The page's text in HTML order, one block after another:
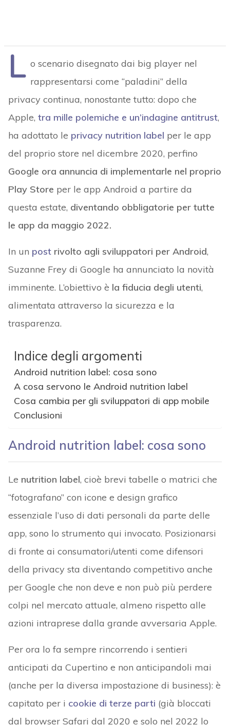
L o scenario disegnato dai big player nel
rappresentarsi come “paladini” della
privacy continua, nonostante tutto: dopo che
Apple, tra mille polemiche e un’indagine antitrust,
ha adottato le privacy nutrition label per le app
del proprio store nel dicembre 2020, perfino
Google ora annuncia di implementarle nel proprio
Play Store per le app Android a partire da
questa estate, diventando obbligatorie per tutte
le app da maggio 2022.
In un postrivolto agli sviluppatori per Android,
Suzanne Frey di Google ha annunciato la novità
imminente. L’obiettivo è la fiducia degli utenti,
alimentata attraverso la sicurezza e la
trasparenza.
Indice degli argomenti
Android nutrition label: cosa sono
A cosa servono le Android nutrition label
Cosa cambia per gli sviluppatori di app mobile
Conclusioni
Android nutrition label: cosa sono
Le nutrition label, cioè brevi tabelle o matrici che
“fotografano” con icone e design grafico
essenziale l’uso di dati personali da parte delle
app, sono lo strumento qui invocato. Posizionarsi
di fronte ai consumatori/utenti come difensori
della privacy sta diventando competitivo anche
per Google che non deve e non può più perdere
colpi nel mercato attuale, almeno rispetto alle
azioni intraprese dalla grande avversaria Apple.
Per ora lo fa sempre rincorrendo i sentieri
anticipati da Cupertino e non anticipandoli mai
(anche per la diversa impostazione di business): è
capitato per i cookie di terze parti (già bloccati
dal browser Safari dal 2020 e solo nel 2022 lo